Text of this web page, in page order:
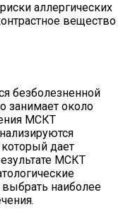
аллергических
вещество
безболезненной
занимает около
МСКТ
дает
МСКТ
наиболее